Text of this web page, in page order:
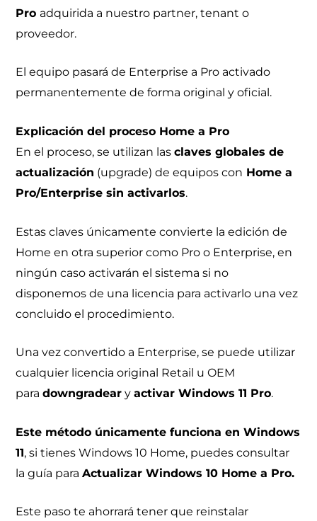
Pro adquirida a nuestro partner, tenant o
proveedor.
El equipo pasará de Enterprise a Pro activado
permanentemente de forma original y oficial.
Explicación del proceso Home a Pro
En el proceso, se utilizan lasclaves globales de
actualización (upgrade) de equipos con Home a
Pro/Enterprise sin activarlos.
Estas claves únicamente convierte la edición de
Home en otra superior como Pro o Enterprise, en
ningún caso activarán el sistema si no
disponemos de una licencia para activarlo una vez
concluido el procedimiento.
Una vez convertido a Enterprise, se puede utilizar
cualquier licencia original Retail u OEM
paradowngradear yactivar Windows 11 Pro.
Este método únicamente funciona en Windows
11, si tienes Windows 10 Home, puedes consultar
la guía paraActualizar Windows 10 Home a Pro.
Este paso te ahorrará tener que reinstalar